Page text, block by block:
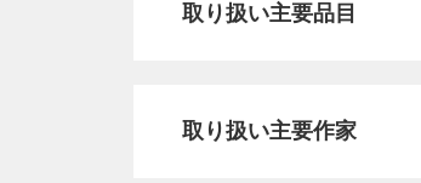
取り扱い主要品目
取り扱い主要作家